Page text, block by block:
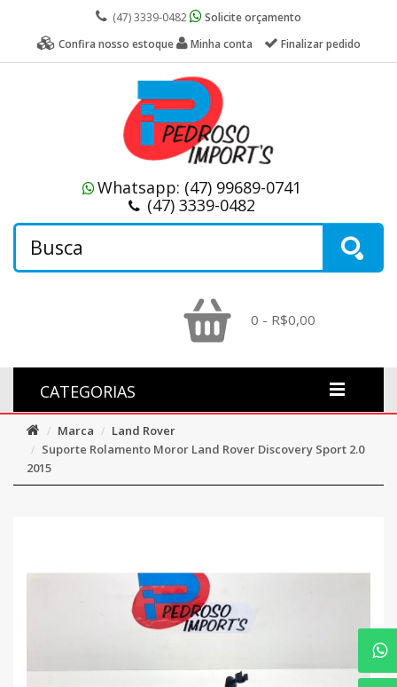
(47) 3339-0482
Solicite orçamento
Confira nosso estoque
Minha conta Finalizar pedido
Whatsapp: (47) 99689-0741
(47) 3339-0482
0 - R$0,00
CATEGORIAS
Marca
Land Rover
Suporte Rolamento Moror Land Rover Discovery Sport 2.0
2015